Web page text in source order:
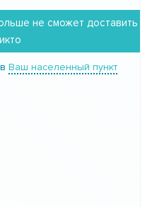
не сможет доставить
Ваш населенный пункт